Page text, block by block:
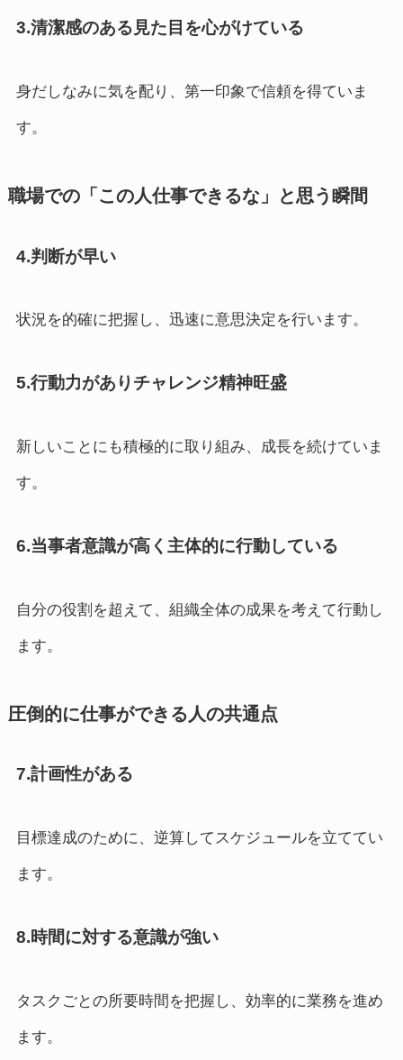
3.清潔感のある見た目を心がけている
身だしなみに気を配り、第一印象で信頼を得ていま
す。
職場での「この人仕事できるな」と思う瞬間
4.判断が早い
状況を的確に把握し、迅速に意思決定を行います。
5.行動力がありチャレンジ精神旺盛
新しいことにも積極的に取り組み、成長を続けていま
す。
6.当事者意識が高く主体的に行動している
自分の役割を超えて、組織全体の成果を考えて行動し
ます。
圧倒的に仕事ができる人の共通点
7.計画性がある
目標達成のために、逆算してスケジュールを立ててい
ます。
8.時間に対する意識が強い
タスクごとの所要時間を把握し、効率的に業務を進め
ます。